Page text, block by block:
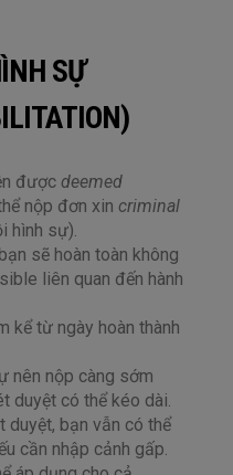
SỰ
đượcdeemed
nộp đơn xincriminal
hình sự).
sẽ hoàn toàn không
liên quan đến hành
kể từ ngày hoàn thành
nên nộp càng sớm
duyệt có thể kéo dài.
duyệt, bạn vẫn có thể
cần nhập cảnh gấp.